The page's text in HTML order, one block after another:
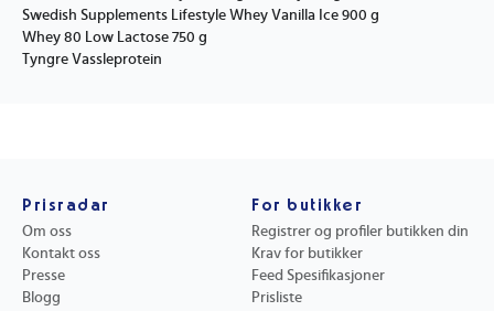
Swedish Supplements Lifestyle Whey Vanilla Ice 900 g
Whey 80 Low Lactose 750 g
Tyngre Vassleprotein
Prisradar
Om oss
Kontakt oss
Presse
Blogg
For butikker
Registrer og profiler butikken din
Krav for butikker
Feed Spesifikasjoner
Prisliste